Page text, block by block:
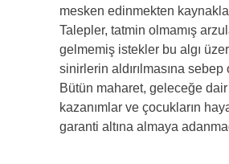
mesken edinmekten
Talepler, tatmin olmamış
gelmemiş istekler bu algı
sinirlerin aldırılmasına sebep
Bütün maharet, geleceğe
kazanımlar ve çocukların
garanti altına almaya